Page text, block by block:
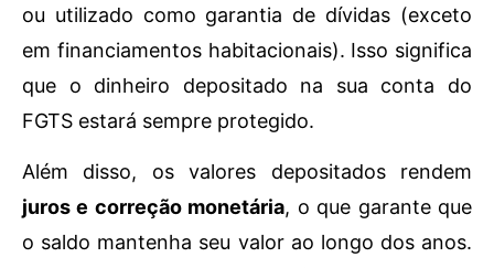
ou utilizado como garantia de dívidas (exceto
em financiamentos habitacionais). Isso significa
que o dinheiro depositado na sua conta do
FGTS estará sempre protegido.
Além disso, os valores depositados rendem
juros e correção monetária, o que garante que
o saldo mantenha seu valor ao longo dos anos.